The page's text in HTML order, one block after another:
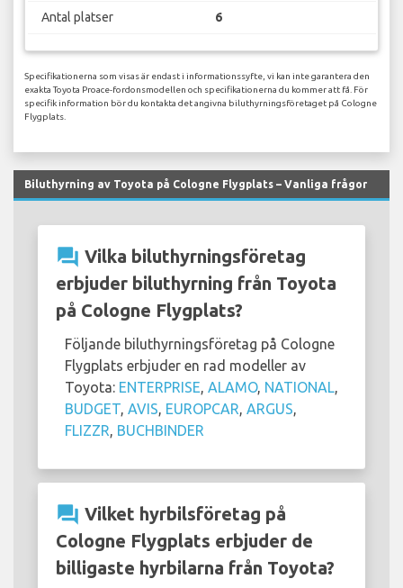
Antal platser 6
Specifikationerna som visas är endast i informationssyfte, vi kan inte garantera den
exakta Toyota Proace-fordonsmodellen och specifikationerna du kommer att få. För
specifik information bör du kontakta det angivna biluthyrningsföretaget på Cologne
Flygplats.
Biluthyrning av Toyota på Cologne Flygplats – Vanliga frågor
question_answer Vilka biluthyrningsföretag
erbjuder biluthyrning från Toyota
på Cologne Flygplats?
Följande biluthyrningsföretag på Cologne
Flygplats erbjuder en rad modeller av
Toyota: ENTERPRISE ALAMO, NATIONAL
BUDGET AVIS EUROPCAR ARGUS
FLIZZR BUCHBINDER
question_answer Vilket hyrbilsföretag på
Cologne Flygplats erbjuder de
billigaste hyrbilarna från Toyota?